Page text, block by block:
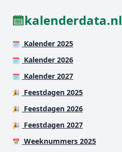
kalenderdata.nl
🗓️ Kalender 2025
🗓️ Kalender 2026
🗓️ Kalender 2027
🎉 Feestdagen 2025
🎉 Feestdagen 2026
🎉 Feestdagen 2027
📅 Weeknummers 2025